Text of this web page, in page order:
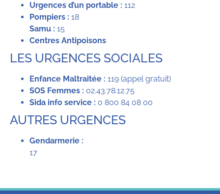
Urgences d’un portable : 112
Pompiers : 18
Samu : 15
Centres Antipoisons
LES URGENCES SOCIALES
Enfance Maltraitée : 119 (appel gratuit)
SOS Femmes : 02.43.78.12.75
Sida info service : 0 800 84 08 00
AUTRES URGENCES
Gendarmerie :
17